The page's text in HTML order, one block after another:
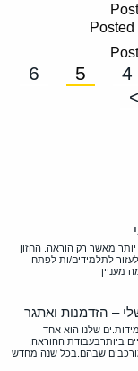
Posted
4
5
6
מאשר רק הוראה. החזון
לתלמידים/ות לפתח
מעניין
– הזדמנות ואתגר
שלנו הוא אחד
ביותרבעבודת ההוראה,
שבהם.בכל שנה מחדש